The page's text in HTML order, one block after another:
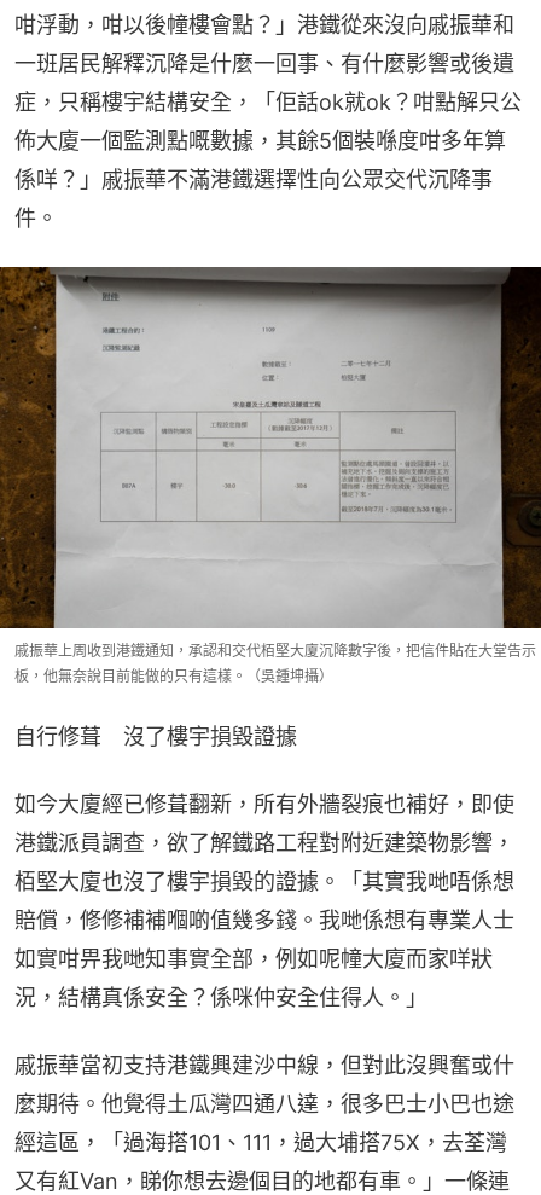
咁浮動，咁以後幢樓會點？」港鐵從來沒向戚振華和
一班居民解釋沉降是什麼一回事、有什麼影響或後遺
症，只稱樓宇結構安全，「佢話ok就ok？咁點解只公
佈大廈一個監測點嘅數據，其餘5個裝喺度咁多年算
係咩？」戚振華不滿港鐵選擇性向公眾交代沉降事
件。
戚振華上周收到港鐵通知，承認和交代栢堅大廈沉降數字後，把信件貼在大堂告示
板，他無奈說目前能做的只有這樣。（吳鍾坤攝）
自行修葺　沒了樓宇損毀證據
如今大廈經已修葺翻新，所有外牆裂痕也補好，即使
港鐵派員調查，欲了解鐵路工程對附近建築物影響，
栢堅大廈也沒了樓宇損毀的證據。「其實我哋唔係想
賠償，修修補補嗰啲值幾多錢。我哋係想有專業人士
如實咁畀我哋知事實全部，例如呢幢大廈而家咩狀
況，結構真係安全？係咪仲安全住得人。」
戚振華當初支持港鐵興建沙中線，但對此沒興奮或什
麼期待。他覺得土瓜灣四通八達，很多巴士小巴也途
經這區，「過海搭101、111，過大埔搭75X，去荃灣
又有紅Van，睇你想去邊個目的地都有車。」一條連